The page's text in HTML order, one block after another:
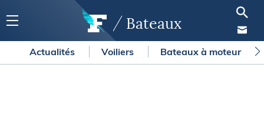
Bateaux
Actualités Voiliers Bateaux à moteur